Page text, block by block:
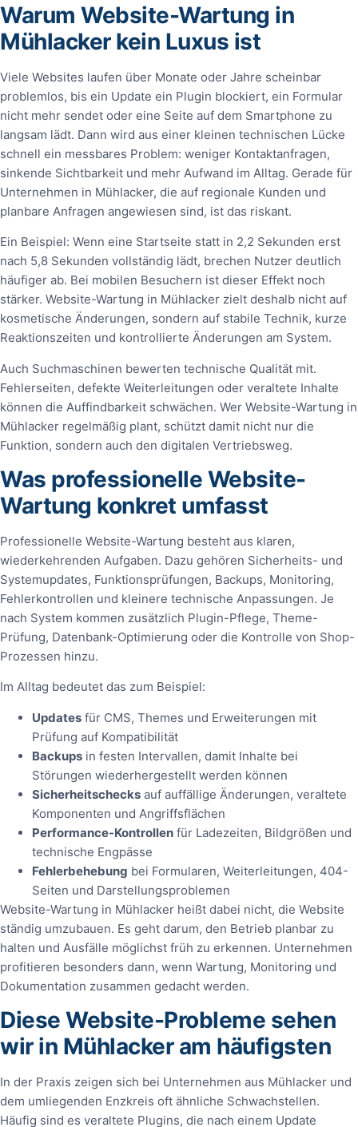
Warum Website-Wartung in
Mühlacker kein Luxus ist
Viele Websites laufen über Monate oder Jahre scheinbar
problemlos, bis ein Update ein Plugin blockiert, ein Formular
nicht mehr sendet oder eine Seite auf dem Smartphone zu
langsam lädt. Dann wird aus einer kleinen technischen Lücke
schnell ein messbares Problem: weniger Kontaktanfragen,
sinkende Sichtbarkeit und mehr Aufwand im Alltag. Gerade für
Unternehmen in Mühlacker, die auf regionale Kunden und
planbare Anfragen angewiesen sind, ist das riskant.
Ein Beispiel: Wenn eine Startseite statt in 2,2 Sekunden erst
nach 5,8 Sekunden vollständig lädt, brechen Nutzer deutlich
häufiger ab. Bei mobilen Besuchern ist dieser Effekt noch
stärker. Website-Wartung in Mühlacker zielt deshalb nicht auf
kosmetische Änderungen, sondern auf stabile Technik, kurze
Reaktionszeiten und kontrollierte Änderungen am System.
Auch Suchmaschinen bewerten technische Qualität mit.
Fehlerseiten, defekte Weiterleitungen oder veraltete Inhalte
können die Auffindbarkeit schwächen. Wer Website-Wartung in
Mühlacker regelmäßig plant, schützt damit nicht nur die
Funktion, sondern auch den digitalen Vertriebsweg.
Was professionelle Website-
Wartung konkret umfasst
Professionelle Website-Wartung besteht aus klaren,
wiederkehrenden Aufgaben. Dazu gehören Sicherheits- und
Systemupdates, Funktionsprüfungen, Backups, Monitoring,
Fehlerkontrollen und kleinere technische Anpassungen. Je
nach System kommen zusätzlich Plugin-Pflege, Theme-
Prüfung, Datenbank-Optimierung oder die Kontrolle von Shop-
Prozessen hinzu.
Im Alltag bedeutet das zum Beispiel:
Updates für CMS, Themes und Erweiterungen mit
Prüfung auf Kompatibilität
Backups in festen Intervallen, damit Inhalte bei
Störungen wiederhergestellt werden können
Sicherheitschecks auf auffällige Änderungen, veraltete
Komponenten und Angriffsflächen
Performance-Kontrollen für Ladezeiten, Bildgrößen und
technische Engpässe
Fehlerbehebung bei Formularen, Weiterleitungen, 404-
Seiten und Darstellungsproblemen
Website-Wartung in Mühlacker heißt dabei nicht, die Website
ständig umzubauen. Es geht darum, den Betrieb planbar zu
halten und Ausfälle möglichst früh zu erkennen. Unternehmen
profitieren besonders dann, wenn Wartung, Monitoring und
Dokumentation zusammen gedacht werden.
Diese Website-Probleme sehen
wir in Mühlacker am häufigsten
In der Praxis zeigen sich bei Unternehmen aus Mühlacker und
dem umliegenden Enzkreis oft ähnliche Schwachstellen.
Häufig sind es veraltete Plugins, die nach einem Update